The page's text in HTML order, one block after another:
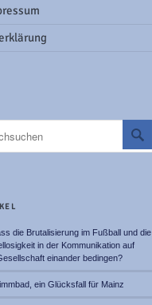
die Brutalisierung im Fußball und die
in der Kommunikation auf
einander bedingen?
ein Glücksfall für Mainz